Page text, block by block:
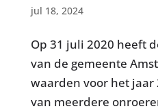
jul 18, 2024
Op 31 juli 2020 heeft
van de gemeente
waarden voor het jaar
van meerdere